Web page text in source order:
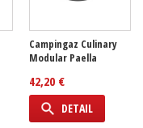
Campingaz Culinary
Modular Paella
42,20 €
DETAIL